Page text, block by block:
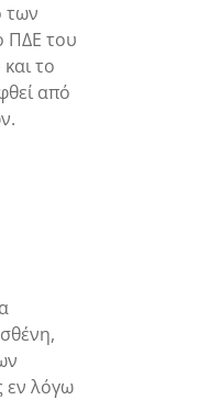
των
ΠΔΕ του
το
από
εν λόγω